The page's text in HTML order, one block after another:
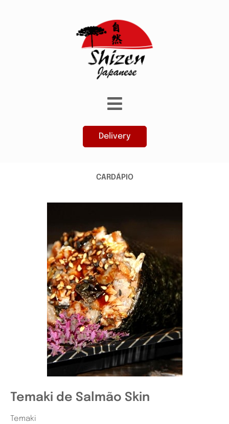
Delivery
CARDÁPIO
Temaki de Salmão Skin
Temaki